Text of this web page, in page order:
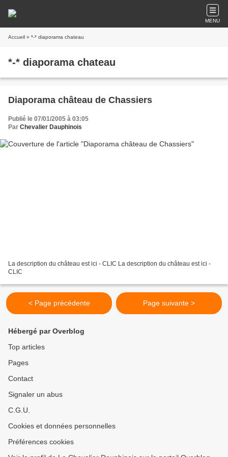
MENU
Accueil » *-* diaporama chateau
*-* diaporama chateau
Diaporama château de Chassiers
Publié le 07/01/2005 à 03:05
Par Chevalier Dauphinois
La description du château est ici - CLIC La description du château est ici -
CLIC
< Page précédente Page suivante >
Hébergé par Overblog
Top articles
Pages
Contact
Signaler un abus
C.G.U.
Cookies et données personnelles
Préférences cookies